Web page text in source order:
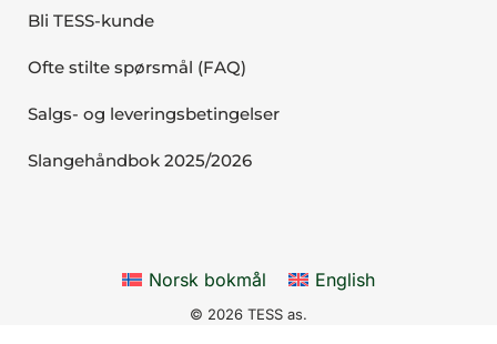
Bli TESS-kunde
Ofte stilte spørsmål (FAQ)
Salgs- og leveringsbetingelser
Slangehåndbok 2025/2026
Norsk bokmål English
© 2026 TESS as.